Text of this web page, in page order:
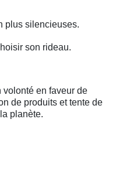
plus silencieuses.
son rideau.
volonté en faveur de
de produits et tente de
planète.